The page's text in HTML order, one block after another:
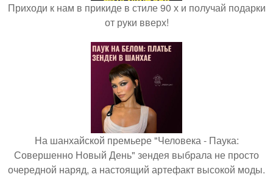
Приходи к нам в прикиде в стиле 90 х и получай подарки
от руки вверх!
На шанхайской премьере "Человека - Паука:
Совершенно Новый День" зендея выбрала не просто
очередной наряд, а настоящий артефакт высокой моды.